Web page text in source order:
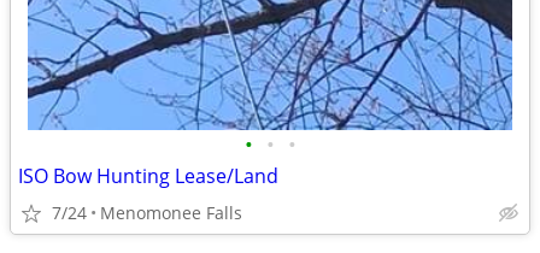
• • •
ISO Bow Hunting Lease/Land
7/24 Menomonee Falls